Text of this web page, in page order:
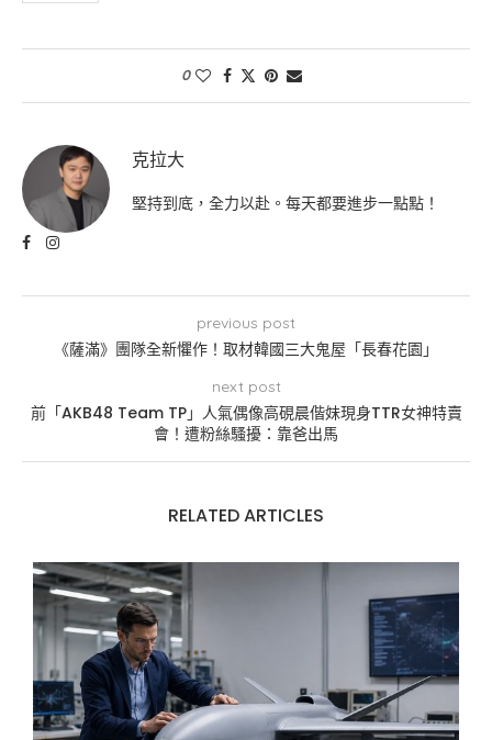
0
克拉大
堅持到底，全力以赴。每天都要進步一點點！
previous post
《薩滿》團隊全新懼作！取材韓國三大鬼屋「長春花園」
next post
前「AKB48 Team TP」人氣偶像高硯晨偕妹現身TTR女神特賣
會！遭粉絲騷擾：靠爸出馬
RELATED ARTICLES